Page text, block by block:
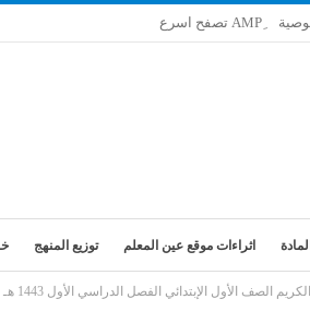
اثراءات موقع عين المعلم توزيع المنهج
الصف الأول الإبتدائي الفصل الدراسي الأول 1443 هـ